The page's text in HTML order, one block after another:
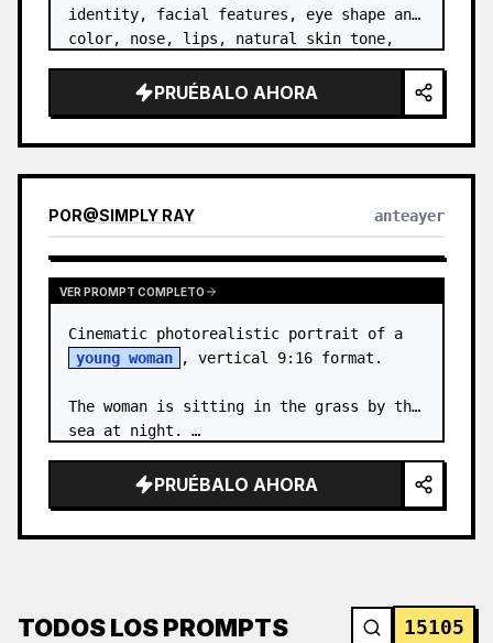
identity, facial features, eye shape and
color, nose, lips, natural skin tone,
volume, texture, facial expressi…
PRUÉBALO AHORA
POR@SIMPLY RAY anteayer
VER PROMPT COMPLETO
young woman
, vertical 9:16 format.
The woman is sitting in the grass by the
sea at night. …
PRUÉBALO AHORA
TODOS LOS PROMPTS 15105